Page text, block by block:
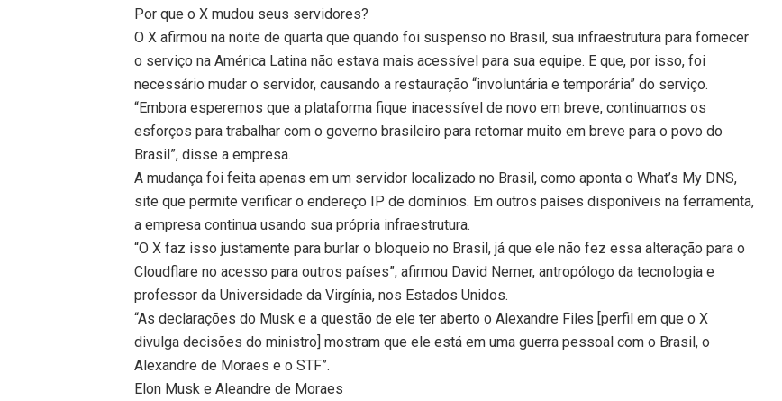
Por que o X mudou seus servidores?
O X afirmou na noite de quarta que quando foi suspenso no Brasil, sua infraestrutura para fornecer
o serviço na América Latina não estava mais acessível para sua equipe. E que, por isso, foi
necessário mudar o servidor, causando a restauração “involuntária e temporária” do serviço.
“Embora esperemos que a plataforma fique inacessível de novo em breve, continuamos os
esforços para trabalhar com o governo brasileiro para retornar muito em breve para o povo do
Brasil”, disse a empresa.
A mudança foi feita apenas em um servidor localizado no Brasil, como aponta o What’s My DNS,
site que permite verificar o endereço IP de domínios. Em outros países disponíveis na ferramenta,
a empresa continua usando sua própria infraestrutura.
“O X faz isso justamente para burlar o bloqueio no Brasil, já que ele não fez essa alteração para o
Cloudflare no acesso para outros países”, afirmou David Nemer, antropólogo da tecnologia e
professor da Universidade da Virgínia, nos Estados Unidos.
“As declarações do Musk e a questão de ele ter aberto o Alexandre Files [perfil em que o X
divulga decisões do ministro] mostram que ele está em uma guerra pessoal com o Brasil, o
Alexandre de Moraes e o STF”.
Elon Musk e Aleandre de Moraes